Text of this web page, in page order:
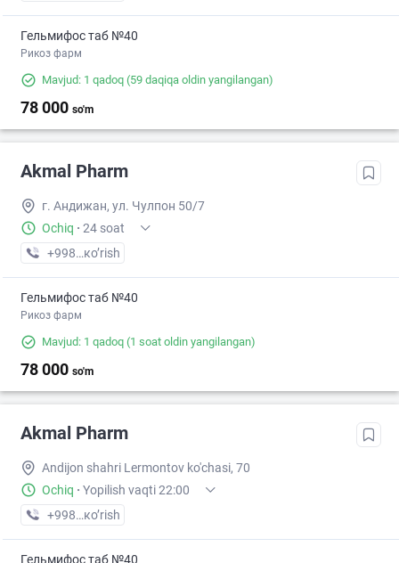
Гельмифос таб №40
Рикоз фарм
Mavjud: 1 qadoq (59 daqiqa oldin yangilangan)
78 000 so'm
Akmal Pharm
г. Андижан, ул. Чулпон 50/7
Ochiq · 24 soat
+998 (91) XXX-XX-XX
кo’rish
Гельмифос таб №40
Рикоз фарм
Mavjud: 1 qadoq (1 soat oldin yangilangan)
78 000 so'm
Akmal Pharm
Andijon shahri Lermontov ko'chasi, 70
Ochiq · Yopilish vaqti 22:00
+998 (90) XXX-XX-XX
кo’rish
Гельмифос таб №40